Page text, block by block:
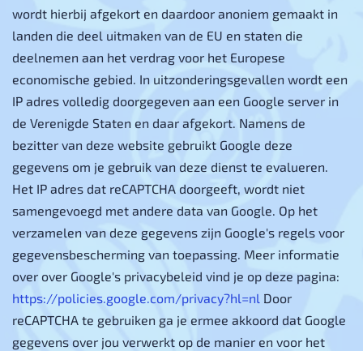
wordt hierbij afgekort en daardoor anoniem gemaakt in
landen die deel uitmaken van de EU en staten die
deelnemen aan het verdrag voor het Europese
economische gebied. In uitzonderingsgevallen wordt een
IP adres volledig doorgegeven aan een Google server in
de Verenigde Staten en daar afgekort. Namens de
bezitter van deze website gebruikt Google deze
gegevens om je gebruik van deze dienst te evalueren.
Het IP adres dat reCAPTCHA doorgeeft, wordt niet
samengevoegd met andere data van Google. Op het
verzamelen van deze gegevens zijn Google's regels voor
gegevensbescherming van toepassing. Meer informatie
over over Google's privacybeleid vind je op deze pagina:
https://policies.google.com/privacy?hl=nl Door
reCAPTCHA te gebruiken ga je ermee akkoord dat Google
gegevens over jou verwerkt op de manier en voor het